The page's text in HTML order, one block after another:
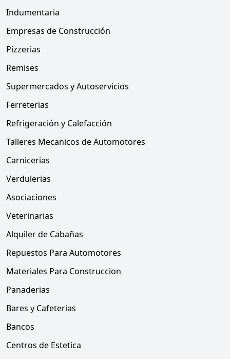
Indumentaria
Empresas de Construcción
Pizzerias
Remises
Supermercados y Autoservicios
Ferreterias
Refrigeración y Calefacción
Talleres Mecanicos de Automotores
Carnicerias
Verdulerias
Asociaciones
Veterinarias
Alquiler de Cabañas
Repuestos Para Automotores
Materiales Para Construccion
Panaderias
Bares y Cafeterias
Bancos
Centros de Estetica